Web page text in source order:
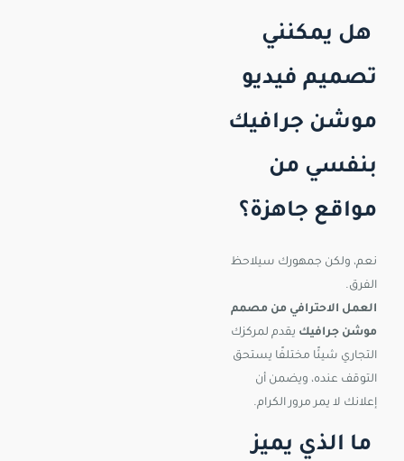
هل يمكنني
تصميم فيديو
موشن جرافيك
بنفسي من
مواقع جاهزة؟
نعم، ولكن جمهورك سيلاحظ
الفرق.
العمل الاحترافي من مصمم
موشن جرافيك يقدم لمركزك
التجاري شيئًا مختلفًا يستحق
التوقف عنده، ويضمن أن
إعلانك لا يمر مرور الكرام.
ما الذي يميز